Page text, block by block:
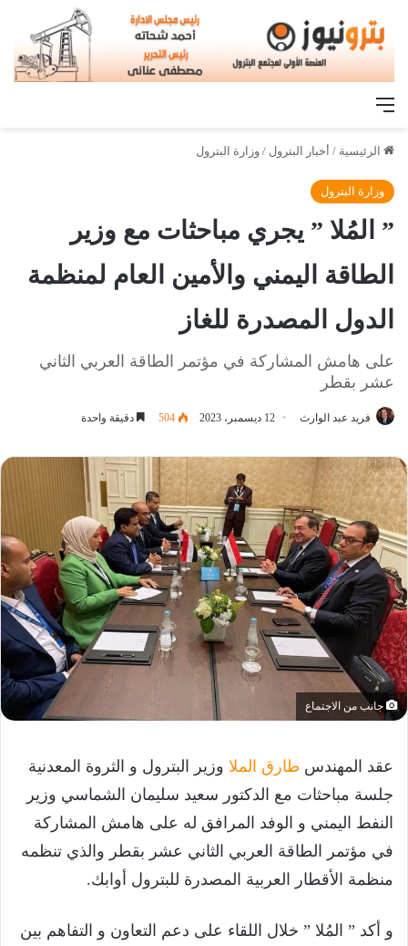
القائمة
الرئيسية / أخبار البترول / وزارة البترول
وزارة البترول
” المُلا ” يجري مباحثات مع وزير
الطاقة اليمني والأمين العام لمنظمة
الدول المصدرة للغاز
على هامش المشاركة في مؤتمر الطاقة العربي الثاني
عشر بقطر
فريد عبد الوارث 12 ديسمبر، 2023 504 دقيقة واحدة
جانب من الاجتماع
عقد المهندس طارق الملا وزير البترول و الثروة المعدنية
جلسة مباحثات مع الدكتور سعيد سليمان الشماسي وزير
النفط اليمني و الوفد المرافق له على هامش المشاركة
في مؤتمر الطاقة العربي الثاني عشر بقطر والذي تنظمه
منظمة الأقطار العربية المصدرة للبترول أوابك.
و أكد ” المُلا ” خلال اللقاء على دعم التعاون و التفاهم بين